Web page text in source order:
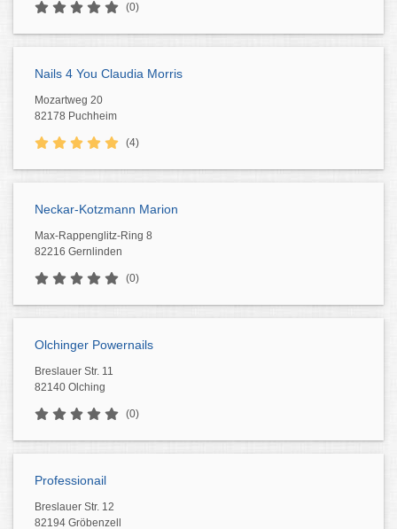
(0)
Nails 4 You Claudia Morris
Mozartweg 20
82178 Puchheim
(4)
Neckar-Kotzmann Marion
Max-Rappenglitz-Ring 8
82216 Gernlinden
(0)
Olchinger Powernails
Breslauer Str. 11
82140 Olching
(0)
Professionail
Breslauer Str. 12
82194 Gröbenzell